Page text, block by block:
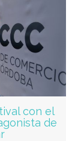
con el
de